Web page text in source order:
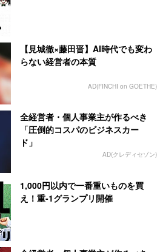
【見城徹×藤田晋】AI時代でも変わ
らない経営者の本質
AD(FINCHI on GOETHE)
全経営者・個人事業主が作るべき
「圧倒的コスパのビジネスカー
ド」
AD(クレディセゾン)
1,000円以内で一番重いものを買
え！重-1グランプリ開催